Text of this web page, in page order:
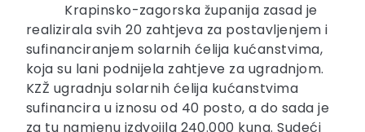
Krapinsko-zagorska županija zasad je
realizirala svih 20 zahtjeva za postavljenjem i
sufinanciranjem solarnih ćelija kućanstvima,
koja su lani podnijela zahtjeve za ugradnjom.
KZŽ ugradnju solarnih ćelija kućanstvima
sufinancira u iznosu od 40 posto, a do sada je
za tu namjenu izdvojila 240.000 kuna. Sudeći